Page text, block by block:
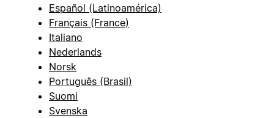
Español (Latinoamérica)
Français (France)
Italiano
Nederlands
Norsk
Português (Brasil)
Suomi
Svenska